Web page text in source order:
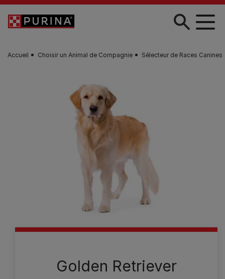
Skip to main content
Accueil Choisir un Animal de Compagnie Sélecteur de Races Canines
Golden Retriever